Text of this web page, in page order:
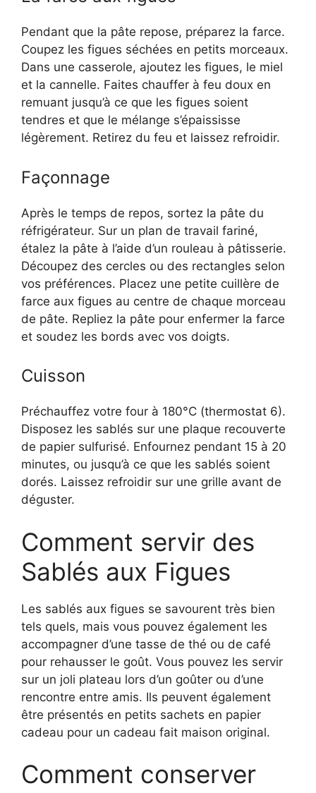
Pendant que la pâte repose, préparez la farce.
Coupez les figues séchées en petits morceaux.
Dans une casserole, ajoutez les figues, le miel
et la cannelle. Faites chauffer à feu doux en
remuant jusqu’à ce que les figues soient
tendres et que le mélange s’épaississe
légèrement. Retirez du feu et laissez refroidir.
Façonnage
Après le temps de repos, sortez la pâte du
réfrigérateur. Sur un plan de travail fariné,
étalez la pâte à l’aide d’un rouleau à pâtisserie.
Découpez des cercles ou des rectangles selon
vos préférences. Placez une petite cuillère de
farce aux figues au centre de chaque morceau
de pâte. Repliez la pâte pour enfermer la farce
et soudez les bords avec vos doigts.
Cuisson
Préchauffez votre four à 180°C (thermostat 6).
Disposez les sablés sur une plaque recouverte
de papier sulfurisé. Enfournez pendant 15 à 20
minutes, ou jusqu’à ce que les sablés soient
dorés. Laissez refroidir sur une grille avant de
déguster.
Comment servir des
Sablés aux Figues
Les sablés aux figues se savourent très bien
tels quels, mais vous pouvez également les
accompagner d’une tasse de thé ou de café
pour rehausser le goût. Vous pouvez les servir
sur un joli plateau lors d’un goûter ou d’une
rencontre entre amis. Ils peuvent également
être présentés en petits sachets en papier
cadeau pour un cadeau fait maison original.
Comment conserver